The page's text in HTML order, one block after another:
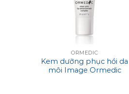
ORMEDIC
Kem dưỡng phục hồi da
môi Image Ormedic